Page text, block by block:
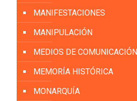
MANIFESTACIONES
MANIPULACIÓN
MEDIOS DE COMUNICACIÓN
MEMORÍA HISTÓRICA
MONARQUÍA